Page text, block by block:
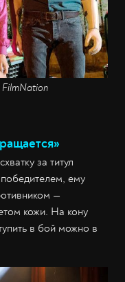
FilmNation
за титул
ему
—
кожи. На кону
в бой можно в